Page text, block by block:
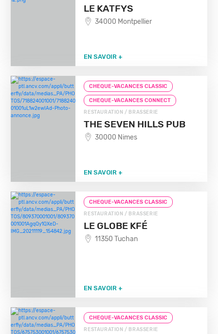
LE KATFYS
34000 Montpellier
EN SAVOIR +
CHEQUE-VACANCES CLASSIC
CHEQUE-VACANCES CONNECT
RESTAURATION / BRASSERIE
THE SEVEN HILLS PUB
30000 Nimes
EN SAVOIR +
CHEQUE-VACANCES CLASSIC
RESTAURATION / BRASSERIE
LE GLOBE KFÉ
11350 Tuchan
EN SAVOIR +
CHEQUE-VACANCES CLASSIC
RESTAURATION / BRASSERIE